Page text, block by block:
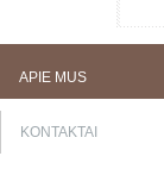
APIE MUS
KONTAKTAI